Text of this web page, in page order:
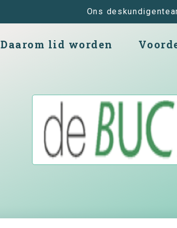
Ons
Daarom lid worden